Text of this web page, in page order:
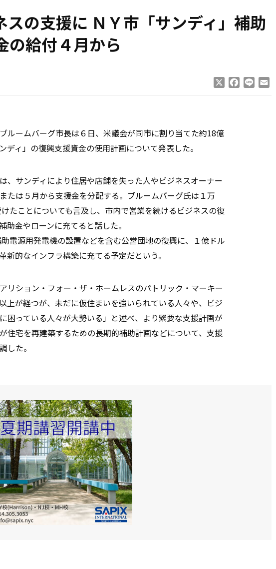
の支援に ＮＹ市「サンディ」補助
の給付４月から
Facebook
Line
ルームバーグ市長は６日、米議会が同市に割り当てた約18億
ディ」の復興支援資金の使用計画について発表した。
、サンディにより住居や店舗を失った人やビジネスオーナー
たは５月から支援金を分配する。ブルームバーグ氏は１万
たことについても言及し、市内で営業を続けるビジネスの復
金やローンに充てると話した。
電源用発電機の設置などを含む公営団地の復興に、１億ドル
新的なインフラ構築に充てる予定だという。
リション・フォー・ザ・ホームレスのパトリック・マーキー
上が経つが、未だに仮住まいを強いられている人々や、ビジ
困っている人々が大勢いる」と述べ、より緊要な支援計画が
住宅を再建築するための長期的補助計画などについて、支援
した。